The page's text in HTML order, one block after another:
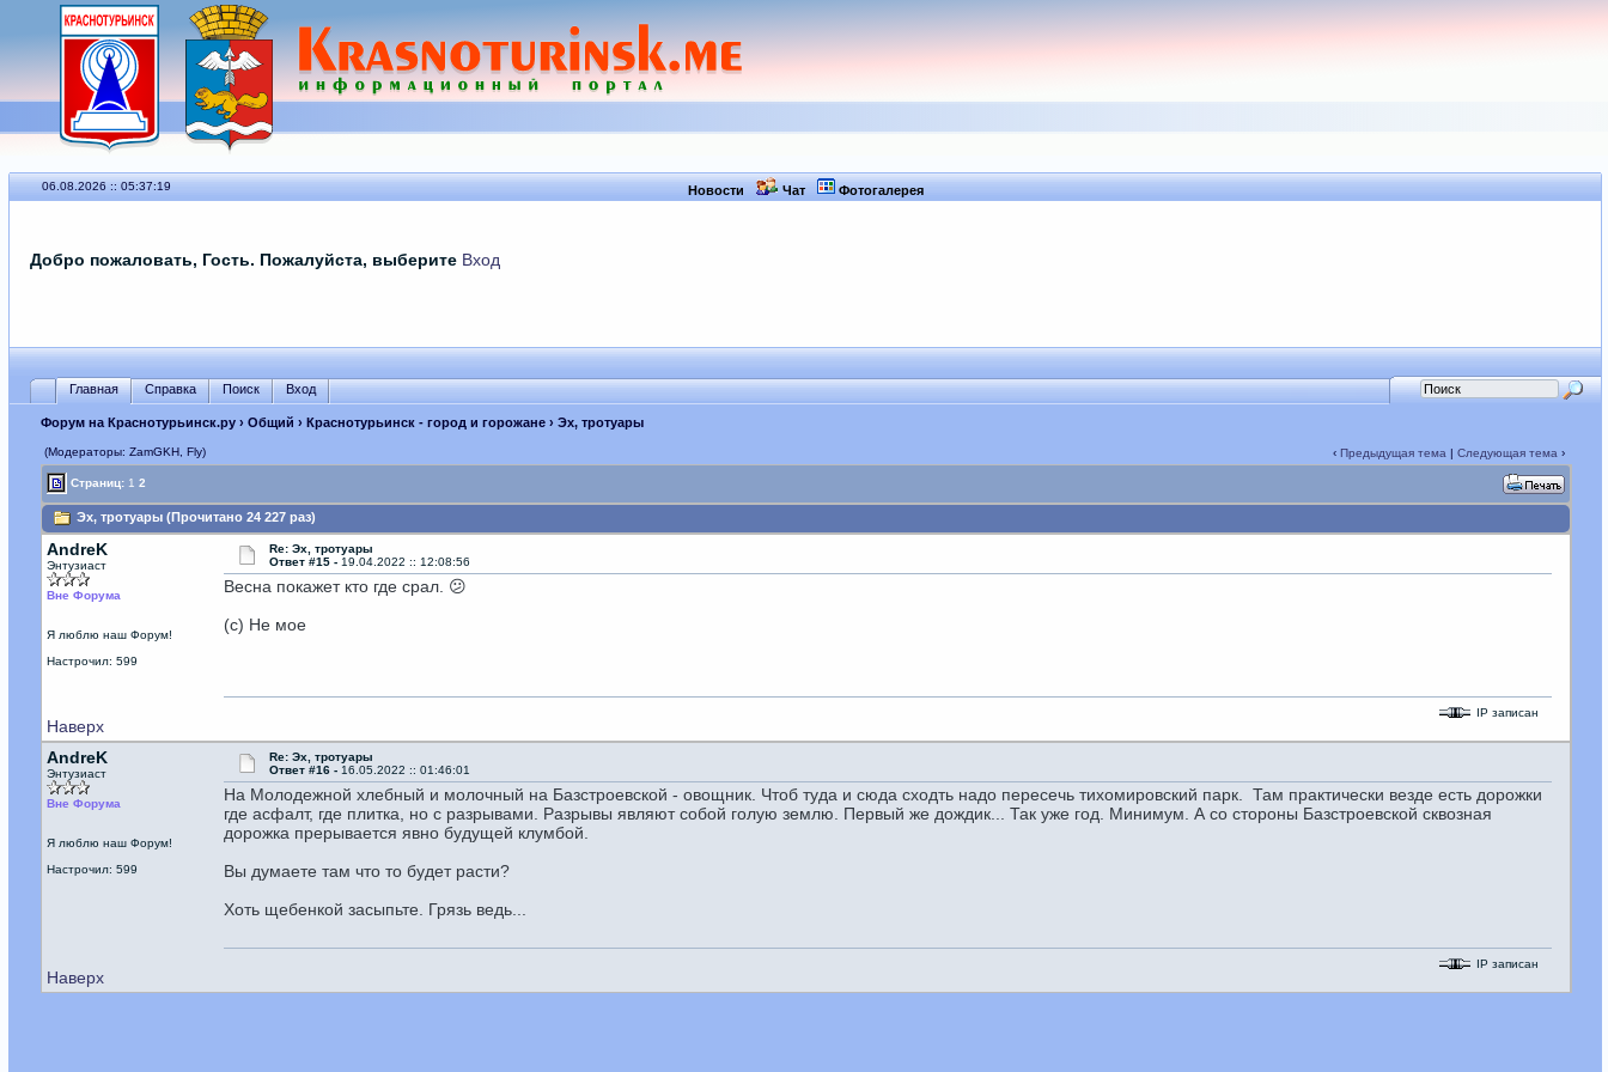
06.08.2026 :: 05:37:19 Новости Чат Фотогалерея
Добро пожаловать, Гость. Пожалуйста, выберите Вход
Главная Справка Поиск Вход
Форум на Краснотурьинск.ру› Общий › Краснотурьинск - город и горожане› Эх, тротуары
(Модераторы: ZamGKH, Fly) ‹Предыдущая тема |Следующая тема ›
Страниц: 1 2
Эх, тротуары (Прочитано 24 227 раз)
AndreK
Энтузиаст
Вне Форума
Я люблю наш Форум!
Настрочил: 599
Re: Эх, тротуары
Ответ #15 - 19.04.2022 :: 12:08:56
Весна покажет кто где срал. 😕
(с) Не мое
Наверх
IP записан
AndreK
Энтузиаст
Вне Форума
Я люблю наш Форум!
Настрочил: 599
Re: Эх, тротуары
Ответ #16 - 16.05.2022 :: 01:46:01
На Молодежной хлебный и молочный на Базстроевской - овощник. Чтоб туда и сюда сходть надо пересечь тихомировский парк. Там практически везде есть дорожки
где асфалт, где плитка, но с разрывами. Разрывы являют собой голую землю. Первый же дождик... Так уже год. Минимум. А со стороны Базстроевской сквозная
дорожка прерывается явно будущей клумбой.
Вы думаете там что то будет расти?
Хоть щебенкой засыпьте. Грязь ведь...
Наверх
IP записан